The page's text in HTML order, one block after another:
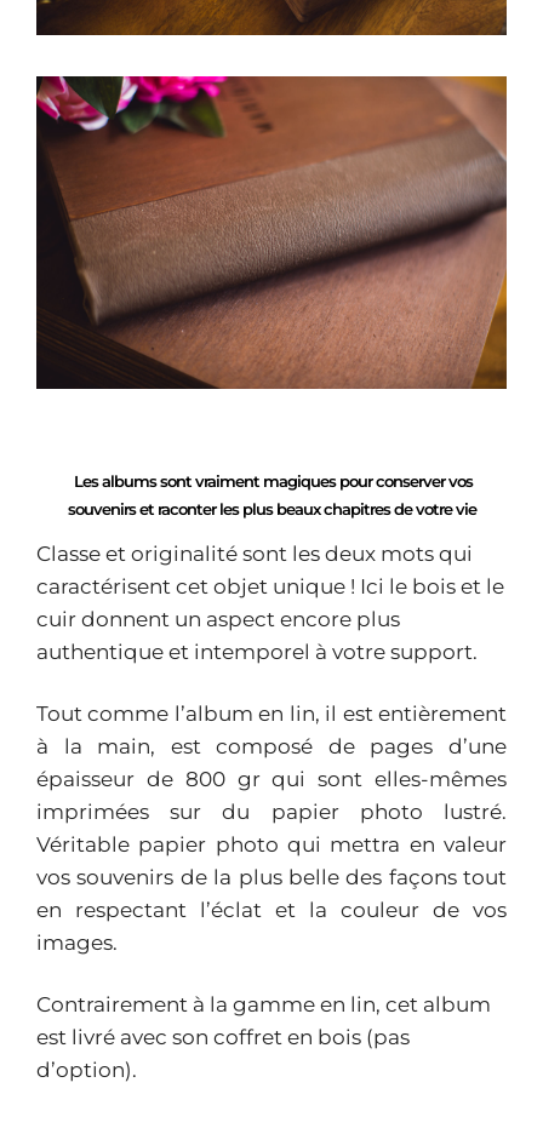
Les albums sont vraiment magiques pour conserver vos
souvenirs et raconter les plus beaux chapitres de votre vie
Classe et originalité sont les deux mots qui
caractérisent cet objet unique ! Ici le bois et le
cuir donnent un aspect encore plus
authentique et intemporel à votre support.
Tout comme l’album en lin, il est entièrement
à la main, est composé de pages d’une
épaisseur de 800 gr qui sont elles-mêmes
imprimées sur du papier photo lustré.
Véritable papier photo qui mettra en valeur
vos souvenirs de la plus belle des façons tout
en respectant l’éclat et la couleur de vos
images.
Contrairement à la gamme en lin, cet album
est livré avec son coffret en bois (pas
d’option).